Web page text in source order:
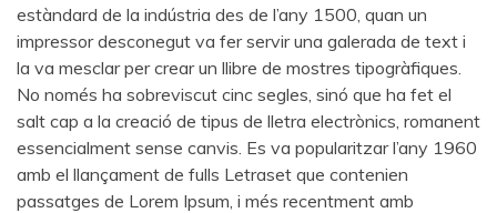
estàndard de la indústria des de l’any 1500, quan un
impressor desconegut va fer servir una galerada de text i
la va mesclar per crear un llibre de mostres tipogràfiques.
No només ha sobreviscut cinc segles, sinó que ha fet el
salt cap a la creació de tipus de lletra electrònics, romanent
essencialment sense canvis. Es va popularitzar l’any 1960
amb el llançament de fulls Letraset que contenien
passatges de Lorem Ipsum, i més recentment amb